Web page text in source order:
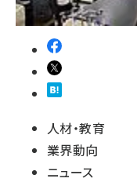
人材・教育
業界動向
ニュース